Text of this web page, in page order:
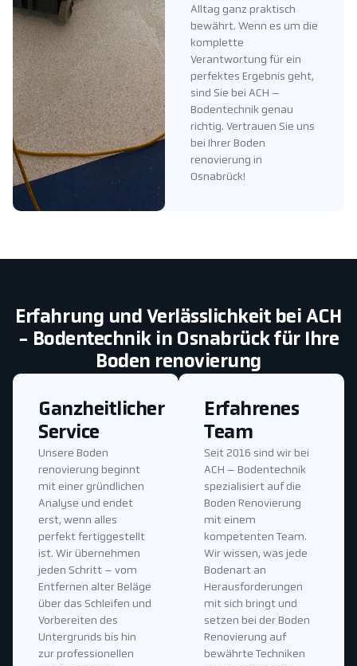
Alltag ganz praktisch
bewährt. Wenn es um die
komplette
Verantwortung für ein
perfektes Ergebnis geht,
sind Sie bei ACH –
Bodentechnik genau
richtig. Vertrauen Sie uns
bei Ihrer Boden
renovierung in
Osnabrück!
Erfahrung und Verlässlichkeit bei ACH
- Bodentechnik in Osnabrück für Ihre
Boden renovierung
Erfahrenes
Team
Seit 2016 sind wir bei
ACH – Bodentechnik
spezialisiert auf die
Boden Renovierung
mit einem
kompetenten Team.
Wir wissen, was jede
Bodenart an
Herausforderungen
mit sich bringt und
setzen bei der Boden
Renovierung auf
bewährte Techniken
Ganzheitlicher
Service
Unsere Boden
renovierung beginnt
mit einer gründlichen
Analyse und endet
erst, wenn alles
perfekt fertiggestellt
ist. Wir übernehmen
jeden Schritt – vom
Entfernen alter Beläge
über das Schleifen und
Vorbereiten des
Untergrunds bis hin
zur professionellen